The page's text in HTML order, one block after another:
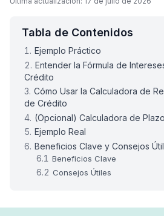
Tabla de Contenidos
Ejemplo Práctico
Entender la Fórmula de
Crédito
Cómo Usar la Calculadora de
de Crédito
(Opcional) Calculadora de
Ejemplo Real
Beneficios Clave y Consejos
Beneficios Clave
Consejos Útiles